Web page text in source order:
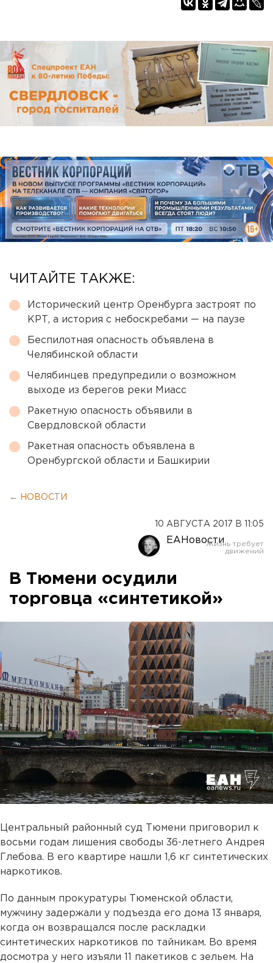
ЧИТАЙТЕ ТАКЖЕ:
Исторический центр Оренбурга застроят по
КРТ, а история с небоскребами — на паузе
Беспилотная опасность объявлена в
Челябинской области
Челябинцев предупредили о возможном
выходе из берегов реки Миасс
Ракетную опасность объявили в
Свердловской области
Ракетная опасность объявлена в
Оренбургской области и Башкирии
← НОВОСТИ
10 АВГУСТА 2017 В 11:05
ЕАНовости
В Тюмени осудили
торговца «синтетикой»
Центральный районный суд Тюмени приговорил к
восьми годам лишения свободы 36-летнего Андрея
Глебова. В его квартире нашли 1,6 кг синтетических
наркотиков.
По данным прокуратуры Тюменской области,
мужчину задержали у подъезда его дома 13 января,
когда он возвращался после раскладки
синтетических наркотиков по тайникам. Во время
досмотра у него изъяли 11 пакетиков с зельем. На